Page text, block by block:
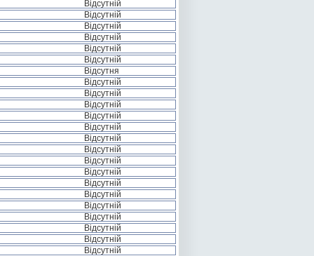
Відсутній
Відсутній
Відсутній
Відсутній
Відсутній
Відсутній
Відсутня
Відсутній
Відсутній
Відсутній
Відсутній
Відсутній
Відсутній
Відсутній
Відсутній
Відсутній
Відсутній
Відсутній
Відсутній
Відсутній
Відсутній
Відсутній
Відсутній